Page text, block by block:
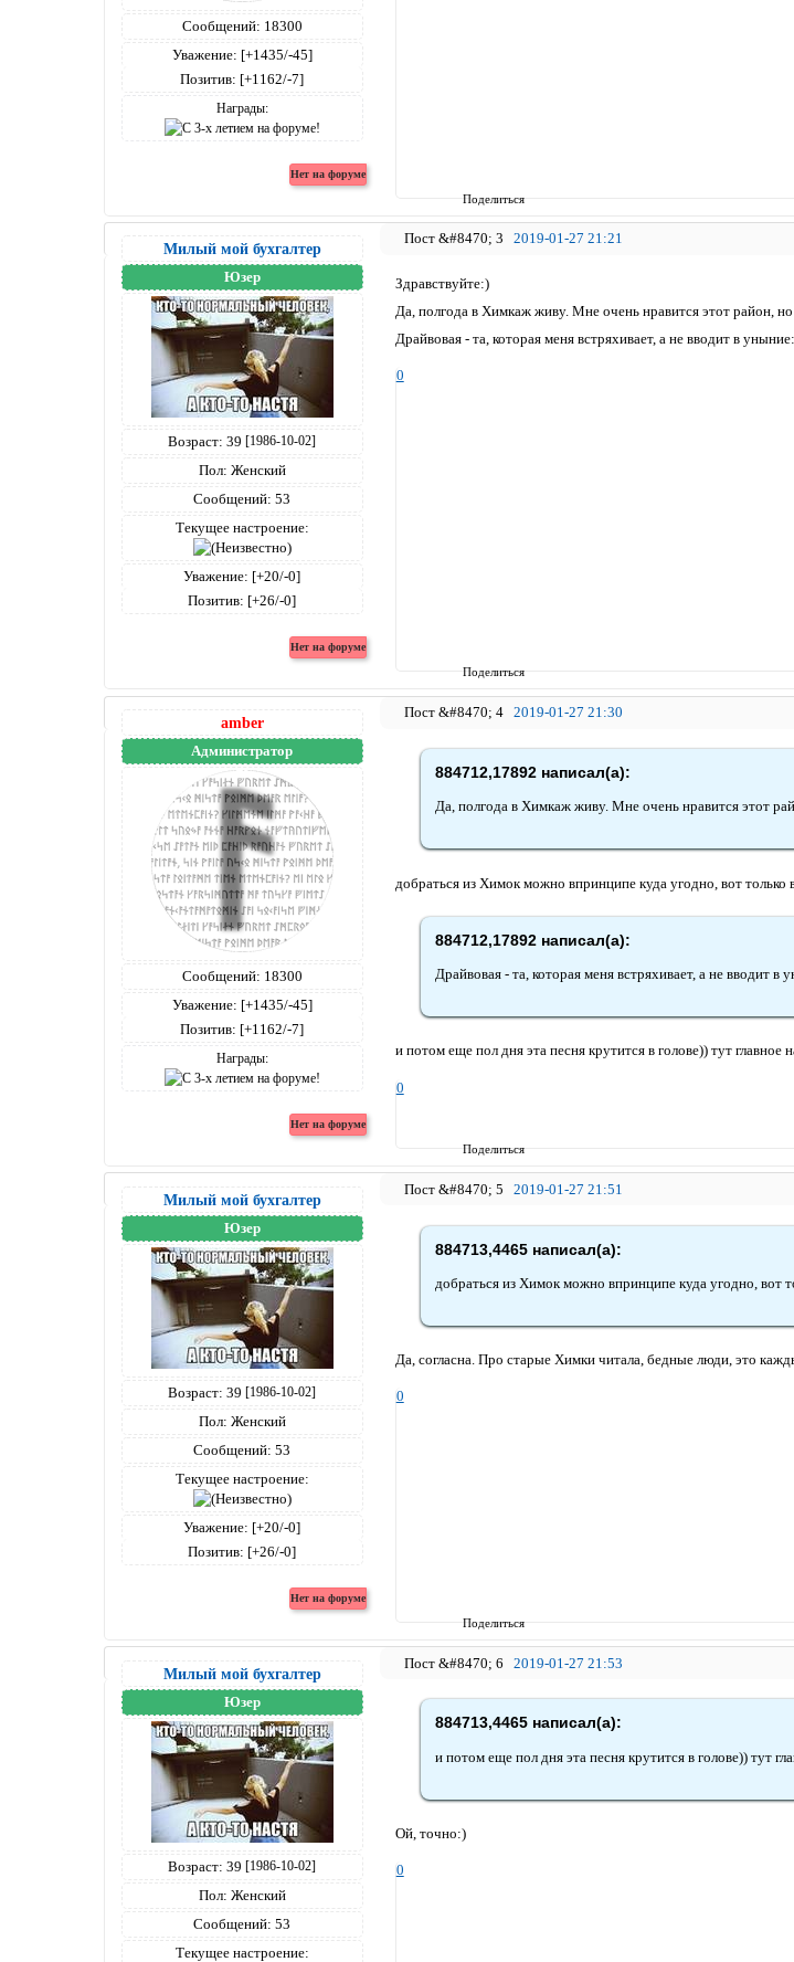
Поделиться
Сообщений: 18300
Уважение: [+1435/-45]
Позитив: [+1162/-7]
Награды:
Поделиться
3 2019-01-27 21:21
Милый мой бухгалтер
Юзер
Возраст: 39 [1986-10-02]
Пол: Женский
Сообщений: 53
Текущее настроение:
Уважение: [+20/-0]
Позитив: [+26/-0]
Здравствуйте:)
Да, полгода в Химкаж живу. Мне очень нравится этот район,
Драйвовая - та, которая меня встряхивает, а не вводит в
0
Поделиться
4 2019-01-27 21:30
amber
Администратор
Сообщений: 18300
Уважение: [+1435/-45]
Позитив: [+1162/-7]
Награды:
884712,17892 написал(а):
Да, полгода в Химкаж живу. Мне очень нравится этот
добраться из Химок можно впринципе куда угодно, вот
884712,17892 написал(а):
Драйвовая - та, которая меня встряхивает, а не вводит
и потом еще пол дня эта песня крутится в голове)) тут главное
0
Поделиться
5 2019-01-27 21:51
Милый мой бухгалтер
Юзер
Возраст: 39 [1986-10-02]
Пол: Женский
Сообщений: 53
Текущее настроение:
Уважение: [+20/-0]
Позитив: [+26/-0]
884713,4465 написал(а):
добраться из Химок можно впринципе куда угодно, вот
Да, согласна. Про старые Химки читала, бедные люди, это
0
6 2019-01-27 21:53
Милый мой бухгалтер
Юзер
Возраст: 39[1986-10-02]
Пол: Женский
Сообщений: 53
Текущее настроение:
884713,4465 написал(а):
и потом еще пол дня эта песня крутится в голове)) тут
Ой, точно:)
0